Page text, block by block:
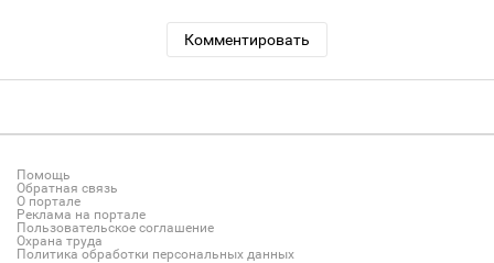
Комментировать
Помощь
Обратная связь
О портале
Реклама на портале
Пользовательское соглашение
Охрана труда
Политика обработки персональных данных